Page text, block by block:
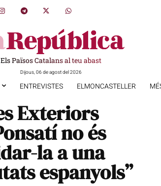
Els Països Catalans al teu abast
Dijous, 06 de agost del 2026
ENTREVISTES ELMONCASTELLER
Exteriors
no és
la a una
espanyols”